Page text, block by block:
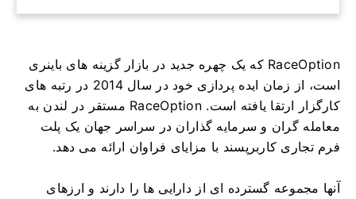
RaceOption که یک چهره جدید در بازار گزینه های باینری
است، از زمان ایده پردازی خود در سال 2014 در رتبه های
کارگزار ارتقا یافته است. RaceOption مستقر در لندن به
معامله گران و سرمایه گذاران در سراسر جهان یک پلت
فرم تجاری کاربرپسند با مزایای فراوان ارائه می دهد.
آنها مجموعه گسترده ای از دارایی ها را دارند و ارزهای